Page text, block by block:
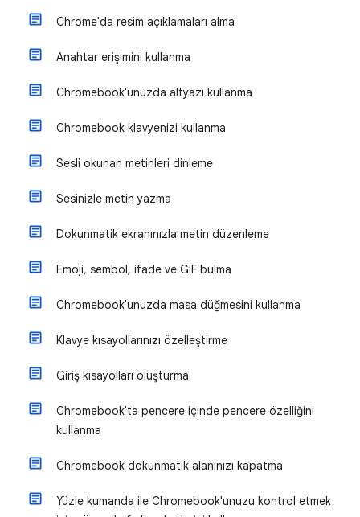
Chrome'da resim açıklamaları alma
Anahtar erişimini kullanma
Chromebook'unuzda altyazı kullanma
Chromebook klavyenizi kullanma
Sesli okunan metinleri dinleme
Sesinizle metin yazma
Dokunmatik ekranınızla metin düzenleme
Emoji, sembol, ifade ve GIF bulma
Chromebook'unuzda masa düğmesini kullanma
Klavye kısayollarınızı özelleştirme
Giriş kısayolları oluşturma
Chromebook'ta pencere içinde pencere özelliğini
kullanma
Chromebook dokunmatik alanınızı kapatma
Yüzle kumanda ile Chromebook'unuzu kontrol etmek